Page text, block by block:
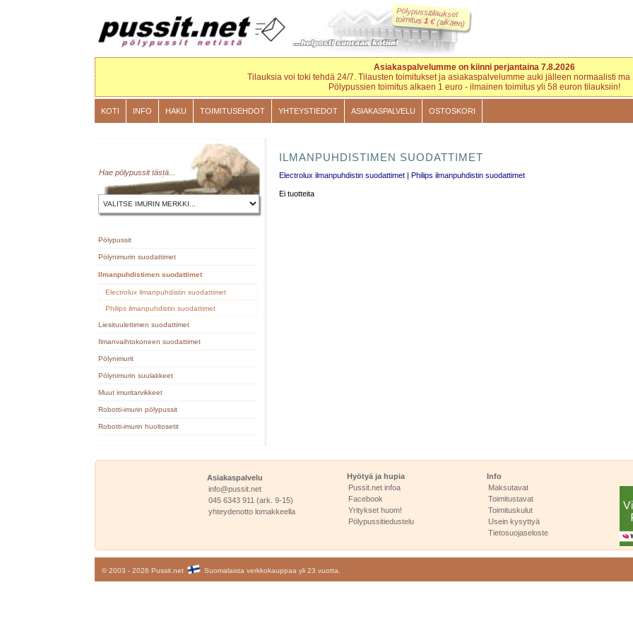
Pölypussitilaukset
toimitus1 €(alkaen)
Asiakaspalvelumme on kiinni perjantaina 7.8.2026
Tilauksia voi toki tehdä 24/7. Tilausten toimitukset ja asiakaspalvelumme auki jälleen normaalisti ma
Pölypussien toimitus alkaen 1 euro - ilmainen toimitus yli 58 euron tilauksiin!
KOTI INFO HAKU TOIMITUSEHDOT YHTEYSTIEDOT ASIAKASPALVELU OSTOSKORI
Hae pölypussittästä
Pölypussit
Pölynimurin suodattimet
Ilmanpuhdistimen suodattimet
Electrolux ilmanpuhdistin suodattimet
Philips ilmanpuhdistin suodattimet
Liesituulettimen suodattimet
Ilmanvaihtokoneen suodattimet
Pölynimurit
Pölynimurin suulakkeet
Muut imuritarvikkeet
Robotti-imurin pölypussit
Robotti-imurin huoltosetit
ILMANPUHDISTIMEN SUODATTIMET
Electrolux ilmanpuhdistin suodattimet |Philips ilmanpuhdistin suodattimet
Ei tuotteita
Asiakaspalvelu
info@pussit.net
045 6343 911 (ark. 9-15)
yhteydenotto lomakkeella
Hyötyä ja hupia
Pussit.net infoa
Facebook
Yritykset huom!
Pölypussitiedustelu
Info
Maksutavat
Toimitustavat
Toimituskulut
Usein kysyttyä
Tietosuojaseloste
© 2003 - 2026 Pussit.net Suomalaista verkkokauppaa yli 23 vuotta.